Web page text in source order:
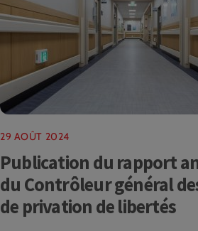
29 AOÛT 2024
Publication du rapport
du Contrôleur général
de privation de libertés